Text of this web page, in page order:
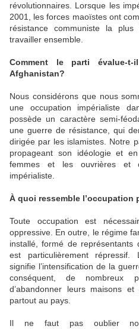
révolutionnaires. Lorsque les
2001, les forces maoïstes ont
résistance communiste la
travailler ensemble.
Comment le parti évalue-
Afghanistan?
Nous considérons que nous
une occupation impérialiste
possède un caractère semi-
une guerre de résistance, qui
dirigée par les islamistes. Notre
propageant son idéologie et
femmes et les ouvrières et
impérialiste.
À quoi ressemble l’occupation
Toute occupation est
oppressive. En outre, le régime
installé, formé de représentants
est particulièrement répressif.
signifie l’intensification de la
conséquent, de nombreux
d’abandonner leurs maisons
partout au pays.
Il ne faut pas oublier